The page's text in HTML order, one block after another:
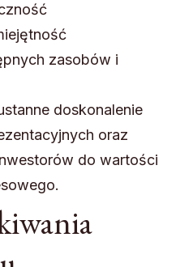
zasobów i
doskonalenie
oraz
do wartości